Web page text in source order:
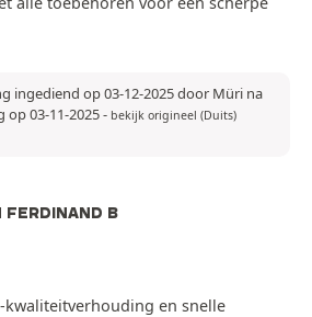
ingediend op 03-12-2025 door Müri na
op 03-11-2025- bekijk origineel (Duits)
FERDINAND B
kwaliteitverhouding en snelle